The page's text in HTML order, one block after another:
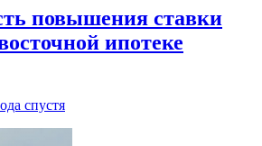
повышения ставки
ипотеке
спустя